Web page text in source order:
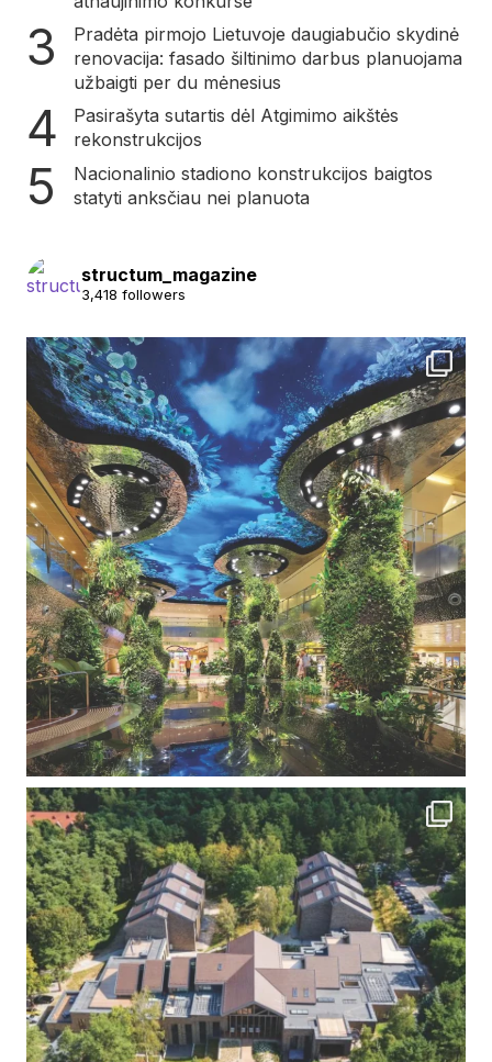
Pradėta pirmojo Lietuvoje daugiabučio skydinė
renovacija: fasado šiltinimo darbus planuojama
užbaigti per du mėnesius
Pasirašyta sutartis dėl Atgimimo aikštės
rekonstrukcijos
Nacionalinio stadiono konstrukcijos baigtos
statyti anksčiau nei planuota
structum_magazine
3,418 followers